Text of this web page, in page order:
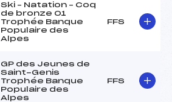
Ski – Natation – Coq
de bronze 01
Trophée Banque
Populaire des
Alpes
FFS
GP des Jeunes de
Saint-Genis
Trophée Banque
Populaire des
Alpes
FFS